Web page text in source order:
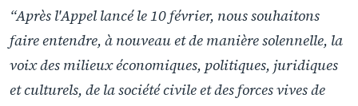
“Après l'Appel lancé le 10 février, nous souhaitons
faire entendre, à nouveau et de manière solennelle, la
voix des milieux économiques, politiques, juridiques
et culturels, de la société civile et des forces vives de